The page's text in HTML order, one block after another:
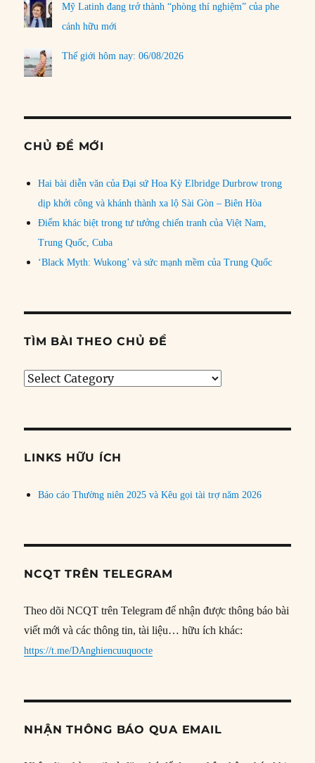
Mỹ Latinh đang trở thành “phòng thí nghiệm” của phe
cánh hữu mới
Thế giới hôm nay: 06/08/2026
CHỦ ĐỀ MỚI
Hai bài diễn văn của Đại sứ Hoa Kỳ Elbridge Durbrow trong
dịp khởi công và khánh thành xa lộ Sài Gòn – Biên Hòa
Điểm khác biệt trong tư tưởng chiến tranh của Việt Nam,
Trung Quốc, Cuba
‘Black Myth: Wukong’ và sức mạnh mềm của Trung Quốc
TÌM BÀI THEO CHỦ ĐỀ
Tìm
đề
LINKS HỮU ÍCH
Báo cáo Thường niên 2025 và Kêu gọi tài trợ năm 2026
NCQT TRÊN TELEGRAM
Theo dõi NCQT trên Telegram để nhận được thông báo bài
viết mới và các thông tin, tài liệu… hữu ích khác:
https://t.me/DAnghiencuuquocte
NHẬN THÔNG BÁO QUA EMAIL